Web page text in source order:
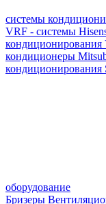
системы
VRF - системы
кондиционирования
кондиционеры
кондиционирования
оборудование
Бризеры